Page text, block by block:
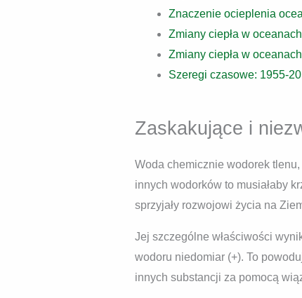
Znaczenie ocieplenia
Zmiany ciepła w
Zmiany ciepła w
Szeregi czasowe: 1955-
Zaskakujące i
Woda chemicznie wodorek
innych wodorków to musiałaby
sprzyjały rozwojowi życia na
Jej szczególne właściwości
wodoru niedomiar (+). To
innych substancji za pomocą